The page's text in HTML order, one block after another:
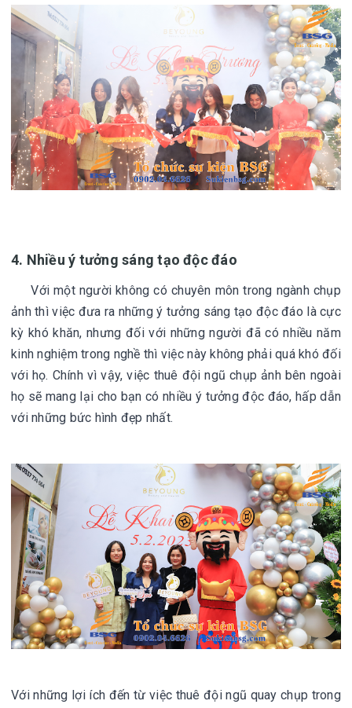
4. Nhiều ý tưởng sáng tạo độc đáo
Với một người không có chuyên môn trong ngành chụp
ảnh thì việc đưa ra những ý tưởng sáng tạo độc đáo là cực
kỳ khó khăn, nhưng đối với những người đã có nhiều năm
kinh nghiệm trong nghề thì việc này không phải quá khó đối
với họ. Chính vì vậy, việc thuê đội ngũ chụp ảnh bên ngoài
họ sẽ mang lại cho bạn có nhiều ý tưởng độc đáo, hấp dẫn
với những bức hình đẹp nhất.
Với những lợi ích đến từ việc thuê đội ngũ quay chụp trong